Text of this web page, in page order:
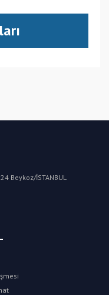
Beykoz/İSTANBUL